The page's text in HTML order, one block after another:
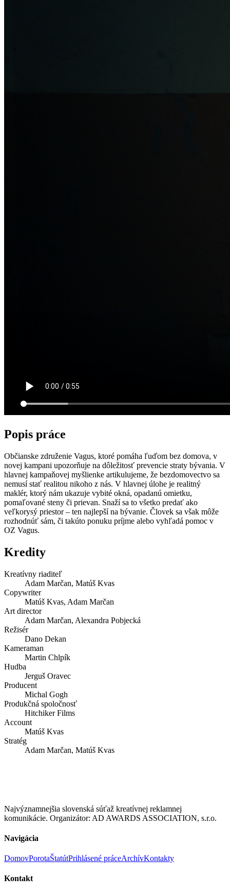
Popis práce
Občianske združenie Vagus, ktoré pomáha ľuďom bez domova, v
novej kampani upozorňuje na dôležitosť prevencie straty bývania. V
hlavnej kampaňovej myšlienke artikulujeme, že bezdomovectvo sa
nemusí stať realitou nikoho z nás. V hlavnej úlohe je realitný
maklér, ktorý nám ukazuje vybité okná, opadanú omietku,
pomaľované steny či prievan. Snaží sa to všetko predať ako
veľkorysý priestor – ten najlepší na bývanie. Človek sa však môže
rozhodnúť sám, či takúto ponuku príjme alebo vyhľadá pomoc v
OZ Vagus.
Kredity
Kreatívny riaditeľ
Adam Marčan, Matúš Kvas
Copywriter
Matúš Kvas, Adam Marčan
Art director
Adam Marčan, Alexandra Pobjecká
Režisér
Dano Dekan
Kameraman
Martin Chlpík
Hudba
Jerguš Oravec
Producent
Michal Gogh
Produkčná spoločnosť
Hitchiker Films
Account
Matúš Kvas
Stratég
Adam Marčan, Matúš Kvas
Najvýznamnejšia slovenská súťaž kreatívnej reklamnej
komunikácie. Organizátor: AD AWARDS ASSOCIATION, s.r.o.
Navigácia
DomovPorotaŠtatútPrihlásené práceArchívKontakty
Kontakt